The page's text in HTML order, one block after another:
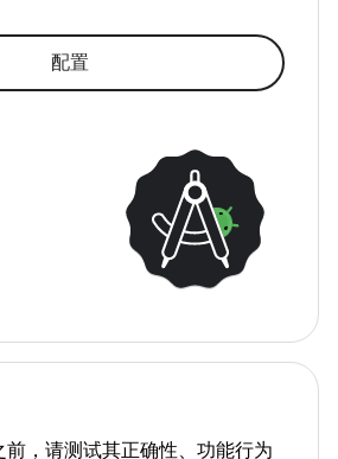
配置
，请测试其正确性、功能行为